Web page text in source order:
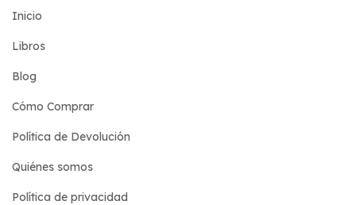
Inicio
Libros
Blog
Cómo Comprar
Política de Devolución
Quiénes somos
Política de privacidad